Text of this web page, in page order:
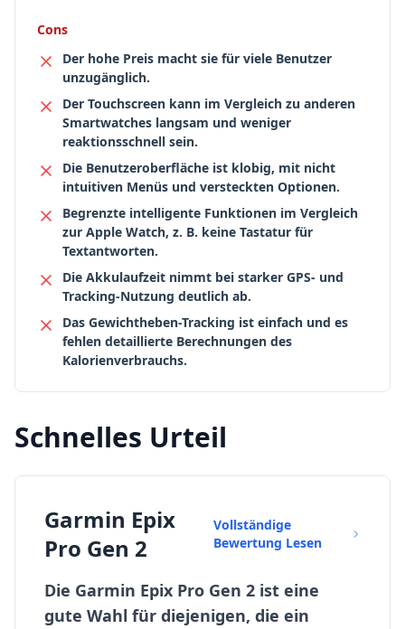
Cons
Der hohe Preis macht sie für viele Benutzer
unzugänglich.
Der Touchscreen kann im Vergleich zu anderen
Smartwatches langsam und weniger
reaktionsschnell sein.
Die Benutzeroberfläche ist klobig, mit nicht
intuitiven Menüs und versteckten Optionen.
Begrenzte intelligente Funktionen im Vergleich
zur Apple Watch, z. B. keine Tastatur für
Textantworten.
Die Akkulaufzeit nimmt bei starker GPS- und
Tracking-Nutzung deutlich ab.
Das Gewichtheben-Tracking ist einfach und es
fehlen detaillierte Berechnungen des
Kalorienverbrauchs.
Schnelles Urteil
Garmin Epix
Pro Gen 2
Vollständige
Bewertung Lesen
Die Garmin Epix Pro Gen 2 ist eine
gute Wahl für diejenigen, die ein